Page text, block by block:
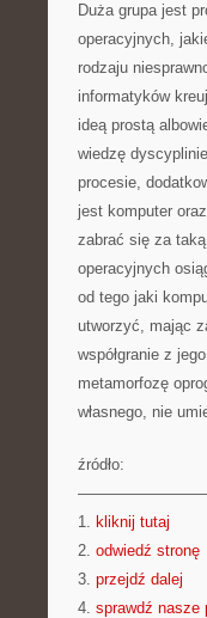
Duża grupa jest
operacyjnych,
rodzaju
informatyków
ideą prostą
wiedzę
procesie,
jest komputer
zabrać się za
operacyjnych
od tego jaki
utworzyć, mając
współgranie z
metamorfozę
własnego, nie
źródło:
1. kliknij tutaj
2. odwiedź stronę
3. przejdź dalej
4. sprawdź nasze